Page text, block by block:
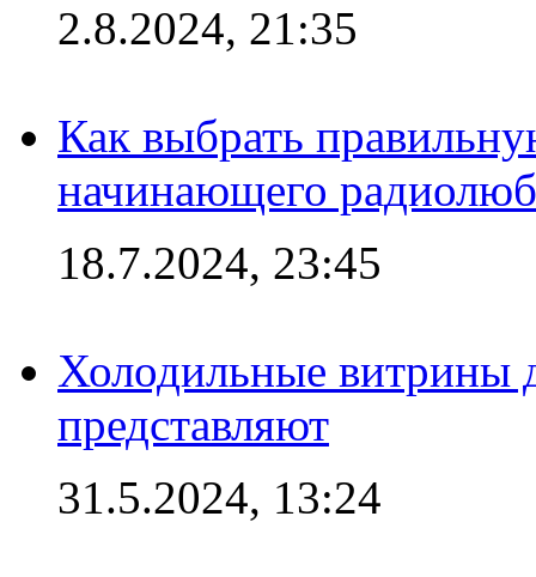
2.8.2024, 21:35
Как выбрать
начинающего
18.7.2024, 23:45
Холодильные витрины
представляют
31.5.2024, 13:24